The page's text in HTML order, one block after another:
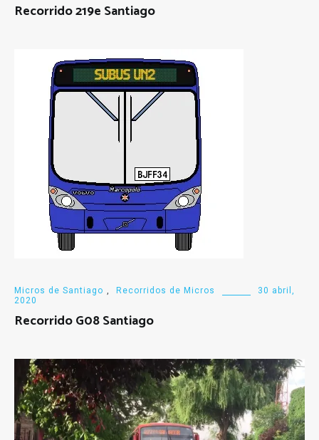
Recorrido 219e Santiago
Micros de Santiago , Recorridos de Micros
30 abril,
2020
Recorrido G08 Santiago